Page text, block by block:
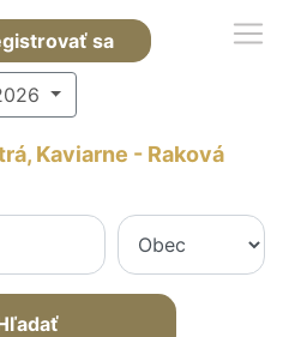
sa
Kaviarne - Raková